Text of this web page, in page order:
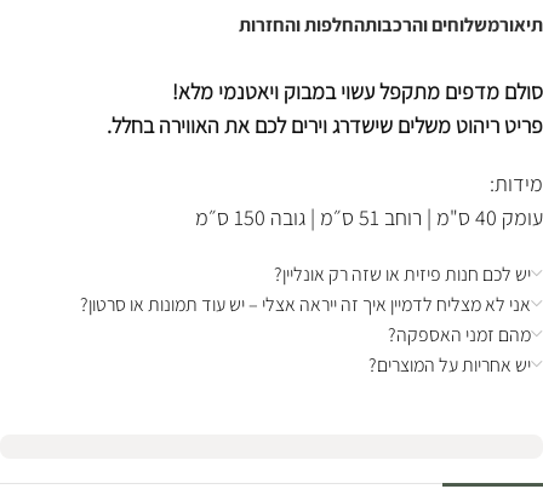
תיאורמשלוחים והרכבותהחלפות והחזרות
סולם מדפים מתקפל עשוי במבוק ויאטנמי מלא!
פריט ריהוט משלים שישדרג וירים לכם את האווירה בחלל.
מידות:
עומק 40 ס"מ | רוחב 51 ס״מ | גובה 150 ס״מ
יש לכם חנות פיזית או שזה רק אונליין?
אני לא מצליח לדמיין איך זה ייראה אצלי – יש עוד תמונות או סרטון?
מהם זמני האספקה?
יש אחריות על המוצרים?